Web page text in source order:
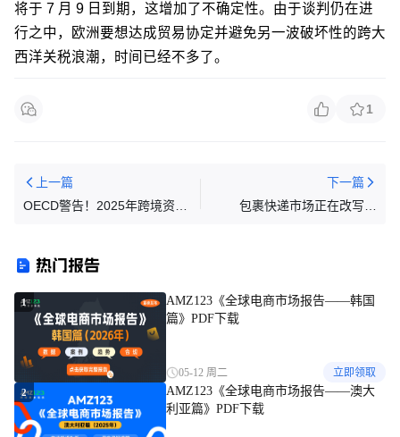
将于 7 月 9 日到期，这增加了不确定性。由于谈判仍在进
行之中，欧洲要想达成贸易协定并避免另一波破坏性的跨大
西洋关税浪潮，时间已经不多了。
1
上一篇
OECD警告！2025年跨境资产
下一篇
包裹快递市场正在改写，
热门报告
1
AMZ123《全球电商市场报告——韩国
篇》PDF下载
05-12 周二 立即领取
2
AMZ123《全球电商市场报告——澳大
利亚篇》PDF下载